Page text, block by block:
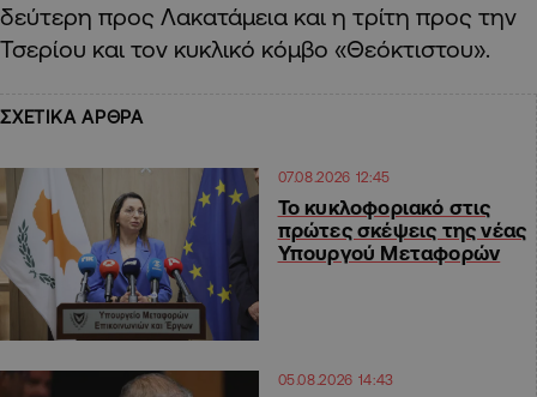
δεύτερη προς Λακατάμεια και η τρίτη προς την
Τσερίου και τον κυκλικό κόμβο «Θεόκτιστου».
ΣΧΕΤΙΚΑ ΑΡΘΡΑ
07.08.2026 12:45
Το κυκλοφοριακό στις
πρώτες σκέψεις της νέας
Υπουργού Μεταφορών
05.08.2026 14:43